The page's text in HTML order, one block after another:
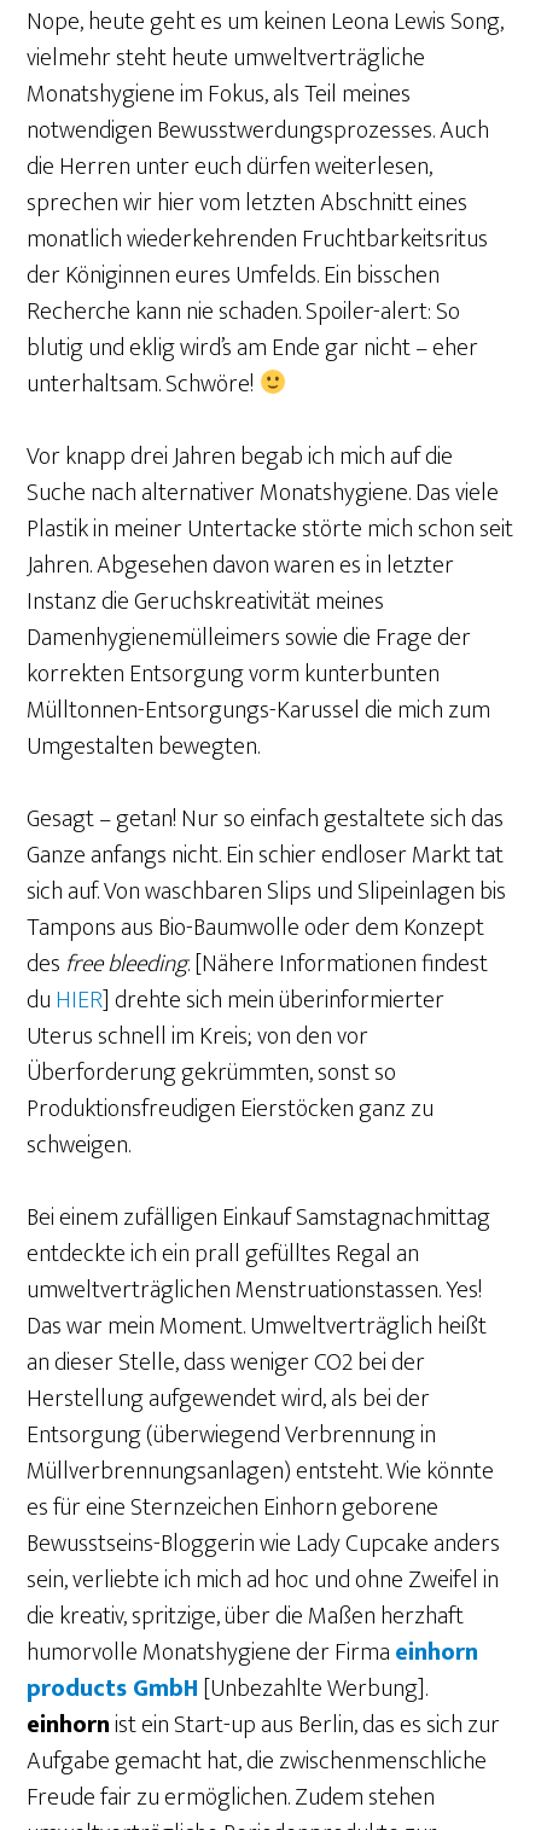
Nope, heute geht es um keinen Leona Lewis Song,
vielmehr steht heute umweltverträgliche
Monatshygiene im Fokus, als Teil meines
notwendigen Bewusstwerdungsprozesses. Auch
die Herren unter euch dürfen weiterlesen,
sprechen wir hier vom letzten Abschnitt eines
monatlich wiederkehrenden Fruchtbarkeitsritus
der Königinnen eures Umfelds. Ein bisschen
Recherche kann nie schaden. Spoiler-alert: So
blutig und eklig wird’s am Ende gar nicht – eher
unterhaltsam. Schwöre!
Vor knapp drei Jahren begab ich mich auf die
Suche nach alternativer Monatshygiene. Das viele
Plastik in meiner Untertacke störte mich schon seit
Jahren. Abgesehen davon waren es in letzter
Instanz die Geruchskreativität meines
Damenhygienemülleimers sowie die Frage der
korrekten Entsorgung vorm kunterbunten
Mülltonnen-Entsorgungs-Karussel die mich zum
Umgestalten bewegten.
Gesagt – getan! Nur so einfach gestaltete sich das
Ganze anfangs nicht. Ein schier endloser Markt tat
sich auf. Von waschbaren Slips und Slipeinlagen bis
Tampons aus Bio-Baumwolle oder dem Konzept
des free bleeding. [Nähere Informationen findest
duHIER] drehte sich mein überinformierter
Uterus schnell im Kreis; von den vor
Überforderung gekrümmten, sonst so
Produktionsfreudigen Eierstöcken ganz zu
schweigen.
Bei einem zufälligen Einkauf Samstagnachmittag
entdeckte ich ein prall gefülltes Regal an
umweltverträglichen Menstruationstassen. Yes!
Das war mein Moment. Umweltverträglich heißt
an dieser Stelle, dass weniger CO2 bei der
Herstellung aufgewendet wird, als bei der
Entsorgung (überwiegend Verbrennung in
Müllverbrennungsanlagen) entsteht. Wie könnte
es für eine Sternzeichen Einhorn geborene
Bewusstseins-Bloggerin wie Lady Cupcake anders
sein, verliebte ich mich ad hoc und ohne Zweifel in
die kreativ, spritzige, über die Maßen herzhaft
humorvolle Monatshygiene der Firmaeinhorn
products GmbH[Unbezahlte Werbung].
einhornist ein Start-up aus Berlin, das es sich zur
Aufgabe gemacht hat, die zwischenmenschliche
Freude fair zu ermöglichen. Zudem stehen